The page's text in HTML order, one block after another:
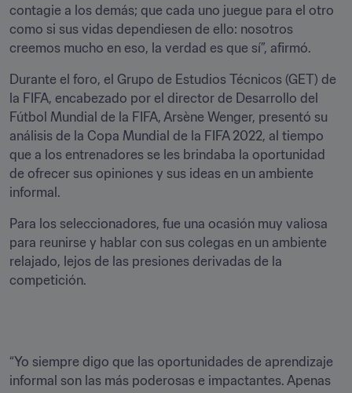
contagie a los demás; que cada uno juegue para el otro
como si sus vidas dependiesen de ello: nosotros
creemos mucho en eso, la verdad es que sí”, afirmó.
Durante el foro, el Grupo de Estudios Técnicos (GET) de
la FIFA, encabezado por el director de Desarrollo del
Fútbol Mundial de la FIFA, Arsène Wenger, presentó su
análisis de la Copa Mundial de la FIFA 2022, al tiempo
que a los entrenadores se les brindaba la oportunidad
de ofrecer sus opiniones y sus ideas en un ambiente
informal.
Para los seleccionadores, fue una ocasión muy valiosa
para reunirse y hablar con sus colegas en un ambiente
relajado, lejos de las presiones derivadas de la
competición.
“Yo siempre digo que las oportunidades de aprendizaje
informal son las más poderosas e impactantes. Apenas